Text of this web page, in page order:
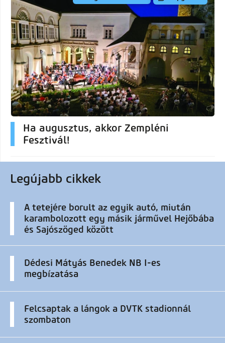
Ha augusztus, akkor Zempléni
Fesztivál!
Legújabb cikkek
A tetejére borult az egyik autó, miután
karambolozott egy másik járművel Hejőbába
és Sajószöged között
Dédesi Mátyás Benedek NB I-es
megbízatása
Felcsaptak a lángok a DVTK stadionnál
szombaton